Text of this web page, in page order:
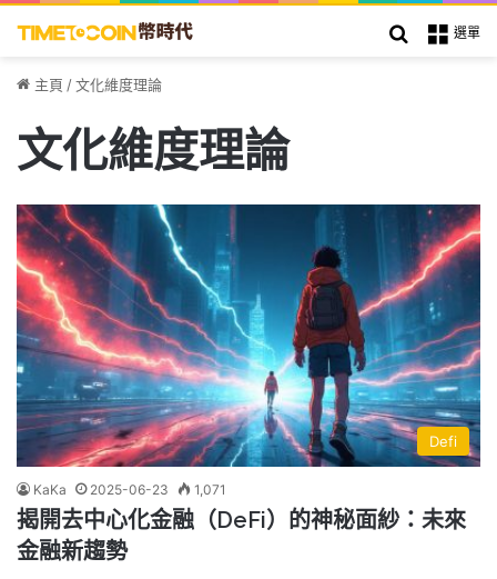
選單
搜索
主頁 /文化維度理論
文化維度理論
Defi
KaKa 2025-06-23 1,071
揭開去中心化金融（DeFi）的神秘面紗：未來
金融新趨勢